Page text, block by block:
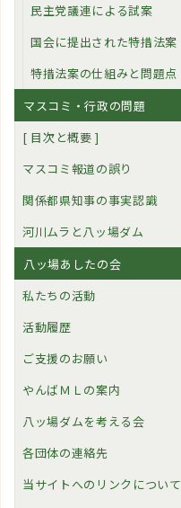
民主党議連による試案
国会に提出された特措法案
特措法案の仕組みと問題点
マスコミ・行政の問題
[ 目次と概要 ]
マスコミ報道の誤り
関係都県知事の事実認識
河川ムラと八ッ場ダム
八ッ場あしたの会
私たちの活動
活動履歴
ご支援のお願い
やんばＭＬの案内
八ッ場ダムを考える会
各団体の連絡先
当サイトへのリンクについて